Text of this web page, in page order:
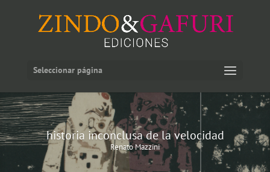
Seleccionar página
historia inconclusa de la velocidad
Renato Mazzini